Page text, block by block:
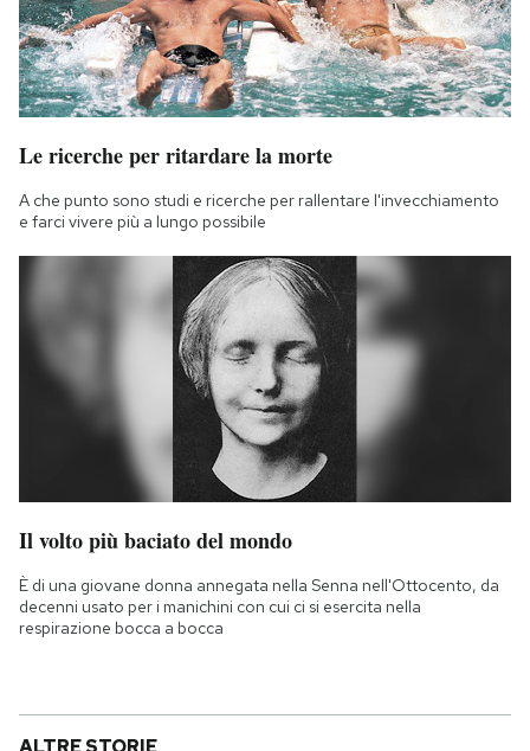
Le ricerche per ritardare la morte
A che punto sono studi e ricerche per rallentare l'invecchiamento
e farci vivere più a lungo possibile
Il volto più baciato del mondo
È di una giovane donna annegata nella Senna nell'Ottocento, da
decenni usato per i manichini con cui ci si esercita nella
respirazione bocca a bocca